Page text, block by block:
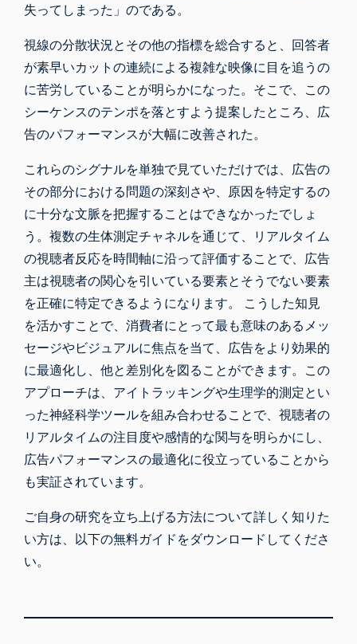
失ってしまった」のである。
視線の分散状況とその他の指標を総合すると、回答者
が素早いカットの連続による複雑な映像に目を追うの
に苦労していることが明らかになった。そこで、この
シーケンスのテンポを落とすよう提案したところ、広
告のパフォーマンスが大幅に改善された。
これらのシグナルを単独で見ていただけでは、広告の
その部分における問題の深刻さや、原因を特定するの
に十分な文脈を把握することはできなかったでしょ
う。複数の生体測定チャネルを通じて、リアルタイム
の視聴者反応を時間軸に沿って評価することで、広告
主は視聴者の関心を引いている要素とそうでない要素
を正確に特定できるようになります。 こうした知見
を活かすことで、消費者にとって最も意味のあるメッ
セージやビジュアルに焦点を当て、広告をより効果的
に最適化し、他と差別化を図ることができます。この
アプローチは、アイトラッキングや生理学的測定とい
った神経科学ツールを組み合わせることで、視聴者の
リアルタイムの注目度や感情的な関与を明らかにし、
広告パフォーマンスの最適化に役立っていることから
も実証されています。
ご自身の研究を立ち上げる方法について詳しく知りた
い方は、以下の無料ガイドをダウンロードしてくださ
い。